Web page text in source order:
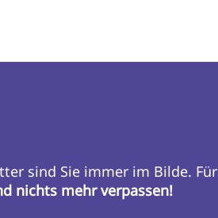
sind Sie immer im Bilde. Für
nichts mehr verpassen!